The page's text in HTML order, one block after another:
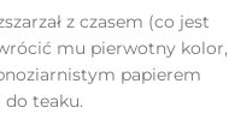
z czasem (co jest
mu pierwotny kolor,
papierem
do teaku.